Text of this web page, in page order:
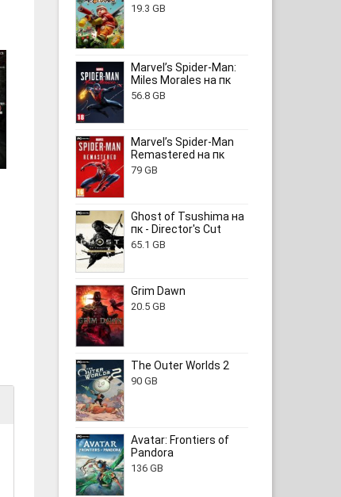
19.3 GB
Marvel’s Spider-Man:
Miles Morales на пк
56.8 GB
Marvel’s Spider-Man
Remastered на пк
79 GB
Ghost of Tsushima на
пк - Director's Cut
65.1 GB
Grim Dawn
20.5 GB
The Outer Worlds 2
90 GB
Avatar: Frontiers of
Pandora
136 GB